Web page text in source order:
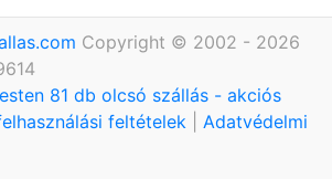
Copyright © 2002 - 2026
81 db olcsó szállás - akciós
feltételek
Adatvédelmi